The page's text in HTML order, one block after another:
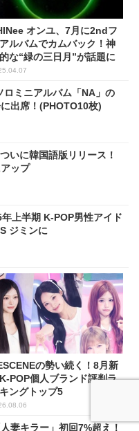
オンユ、7月に2ndフ
ルバムでカムバック！神
な“緑の三日月”が話題に
ミニアルバム「NA」の
出席！(PHOTO10枚)
に韓国語版リリース！
ップ
年上半期 K-POP男性アイド
ジミンに
の勢い続く！8月新
POP個人ブランド評判ラ
ングトップ5
妻キラー」初回7%超え！